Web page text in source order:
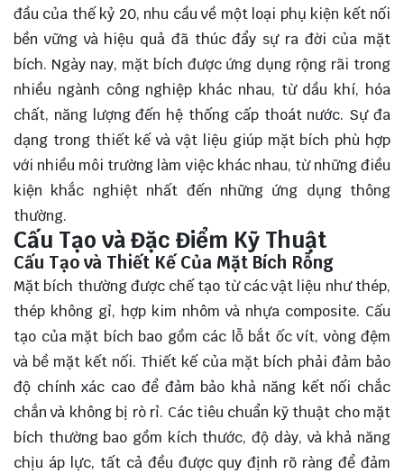
đầu của thế kỷ 20, nhu cầu về một loại phụ kiện kết nối
bền vững và hiệu quả đã thúc đẩy sự ra đời của mặt
bích. Ngày nay, mặt bích được ứng dụng rộng rãi trong
nhiều ngành công nghiệp khác nhau, từ dầu khí, hóa
chất, năng lượng đến hệ thống cấp thoát nước. Sự đa
dạng trong thiết kế và vật liệu giúp mặt bích phù hợp
với nhiều môi trường làm việc khác nhau, từ những điều
kiện khắc nghiệt nhất đến những ứng dụng thông
thường.
Cấu Tạo và Đặc Điểm Kỹ Thuật
Cấu Tạo và Thiết Kế Của Mặt Bích Rỗng
Mặt bích thường được chế tạo từ các vật liệu như thép,
thép không gỉ, hợp kim nhôm và nhựa composite. Cấu
tạo của mặt bích bao gồm các lỗ bắt ốc vít, vòng đệm
và bề mặt kết nối. Thiết kế của mặt bích phải đảm bảo
độ chính xác cao để đảm bảo khả năng kết nối chắc
chắn và không bị rò rỉ. Các tiêu chuẩn kỹ thuật cho mặt
bích thường bao gồm kích thước, độ dày, và khả năng
chịu áp lực, tất cả đều được quy định rõ ràng để đảm